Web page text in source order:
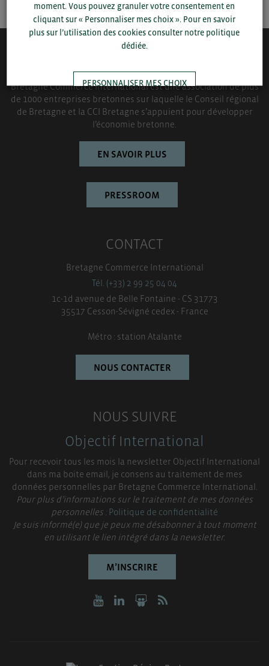
Bretagne Commerce International est une association de plus
de 1000 entreprises bretonnes sur laquelle le Conseil régional
de Bretagne et la CCI Bretagne s’appuient pour développer
l’économie bretonne.
EN SAVOIR PLUS
PRESSROOM
CONTACT
Bretagne Commerce International
Tél. (+33) 2 99 25 04 04
1c-1d avenue de Belle Fontaine - CS 31773
35517 Cesson-Sévigné cedex - France
Métro : station Atalante
NOUS CONTACTER
NOUS SUIVRE
Objectif International
Pour recevoir tous les mois la newsletter Objectif International
dans ma boite email, je consens au traitement de mes
données personnelles par Bretagne Commerce International.
Pour plus d’informations sur le traitement de mes données
personnelles :Politique de confidentialité
Je suis informé(e) que je peux me désabonner à tout moment
en utilisant le lien intégré dans la newsletter.
M’INSCRIRE
moment. Vous pouvez granuler votre consentement en
cliquant sur « Personnaliser mes choix ». Pour en savoir
plus sur l’utilisation des cookies consulter notre politique
dédiée.
PERSONNALISER MES CHOIX
TOUT ACCEPTER